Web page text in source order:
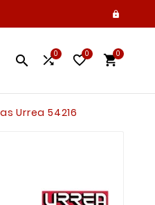

 0 0 0
Urrea 54216